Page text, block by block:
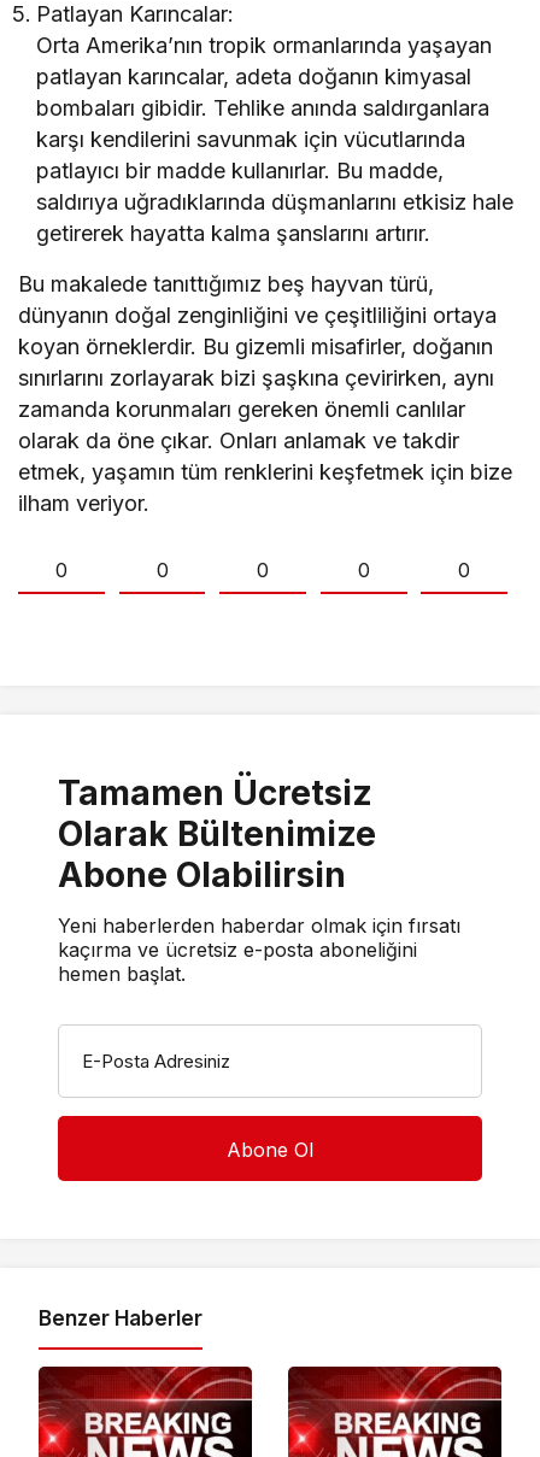
Patlayan Karıncalar:
Orta Amerika’nın tropik ormanlarında yaşayan
patlayan karıncalar, adeta doğanın kimyasal
bombaları gibidir. Tehlike anında saldırganlara
karşı kendilerini savunmak için vücutlarında
patlayıcı bir madde kullanırlar. Bu madde,
saldırıya uğradıklarında düşmanlarını etkisiz hale
getirerek hayatta kalma şanslarını artırır.
Bu makalede tanıttığımız beş hayvan türü,
dünyanın doğal zenginliğini ve çeşitliliğini ortaya
koyan örneklerdir. Bu gizemli misafirler, doğanın
sınırlarını zorlayarak bizi şaşkına çevirirken, aynı
zamanda korunmaları gereken önemli canlılar
olarak da öne çıkar. Onları anlamak ve takdir
etmek, yaşamın tüm renklerini keşfetmek için bize
ilham veriyor.
0 0 0 0 0
Tamamen Ücretsiz
Olarak Bültenimize
Abone Olabilirsin
Yeni haberlerden haberdar olmak için fırsatı
kaçırma ve ücretsiz e-posta aboneliğini
hemen başlat.
E-Posta Adresiniz
Benzer Haberler